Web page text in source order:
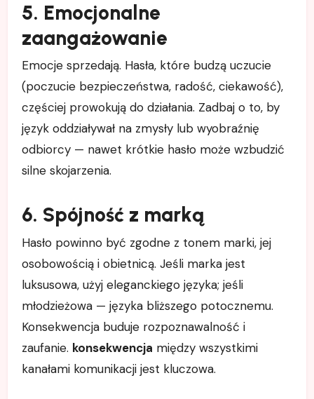
5. Emocjonalne
zaangażowanie
Emocje sprzedają. Hasła, które budzą uczucie
(poczucie bezpieczeństwa, radość, ciekawość),
częściej prowokują do działania. Zadbaj o to, by
język oddziaływał na zmysły lub wyobraźnię
odbiorcy — nawet krótkie hasło może wzbudzić
silne skojarzenia.
6. Spójność z marką
Hasło powinno być zgodne z tonem marki, jej
osobowością i obietnicą. Jeśli marka jest
luksusowa, użyj eleganckiego języka; jeśli
młodzieżowa — języka bliższego potocznemu.
Konsekwencja buduje rozpoznawalność i
zaufanie. konsekwencja między wszystkimi
kanałami komunikacji jest kluczowa.